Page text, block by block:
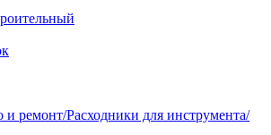
и ремонт/Расходники для инструмента/